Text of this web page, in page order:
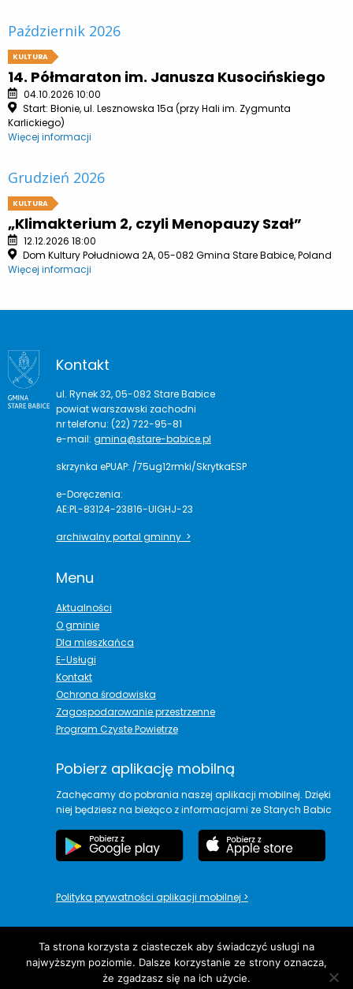
Październik 2026
KULTURA
14. Półmaraton im. Janusza Kusocińskiego
04.10.2026 10:00
Start: Błonie, ul. Lesznowska 15a (przy Hali im. Zygmunta
Karlickiego)
Więcej informacji
Grudzień 2026
KULTURA
„Klimakterium 2, czyli Menopauzy Szał”
12.12.2026 18:00
Dom Kultury Południowa 2A, 05-082 Gmina Stare Babice, Poland
Więcej informacji
Kontakt
ul. Rynek 32, 05-082 Stare Babice
powiat warszawski zachodni
nr telefonu: (22) 722-95-81
e-mail: gmina@stare-babice.pl
skrzynka ePUAP: /75ug12rmki/SkrytkaESP
e-Doręczenia:
AE:PL-83124-23816-UIGHJ-23
archiwalny portal gminny >
Menu
Aktualności
O gminie
Dla mieszkańca
E-Usługi
Kontakt
Ochrona środowiska
Zagospodarowanie przestrzenne
Program Czyste Powietrze
Pobierz aplikację mobilną
Zachęcamy do pobrania naszej aplikacji mobilnej. Dzięki
niej będziesz na bieżąco z informacjami ze Starych Babic
Polityka prywatności aplikacji mobilnej >
copyright© Urząd Gminy Stare Babice
Ta strona korzysta z ciasteczek aby świadczyć usługi na
najwyższym poziomie. Dalsze korzystanie ze strony oznacza,
że zgadzasz się na ich użycie.